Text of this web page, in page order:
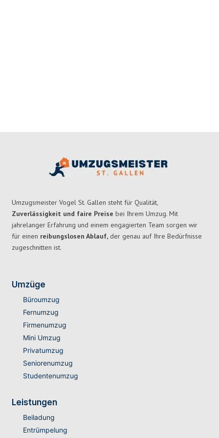
Umzugsmeister Vogel St. Gallen steht für Qualität,
Zuverlässigkeit und faire Preise bei Ihrem Umzug. Mit
jahrelanger Erfahrung und einem engagierten Team sorgen wir
für einen reibungslosen Ablauf, der genau auf Ihre Bedürfnisse
zugeschnitten ist.
Umzüge
Büroumzug
Fernumzug
Firmenumzug
Mini Umzug
Privatumzug
Seniorenumzug
Studentenumzug
Leistungen
Beiladung
Entrümpelung